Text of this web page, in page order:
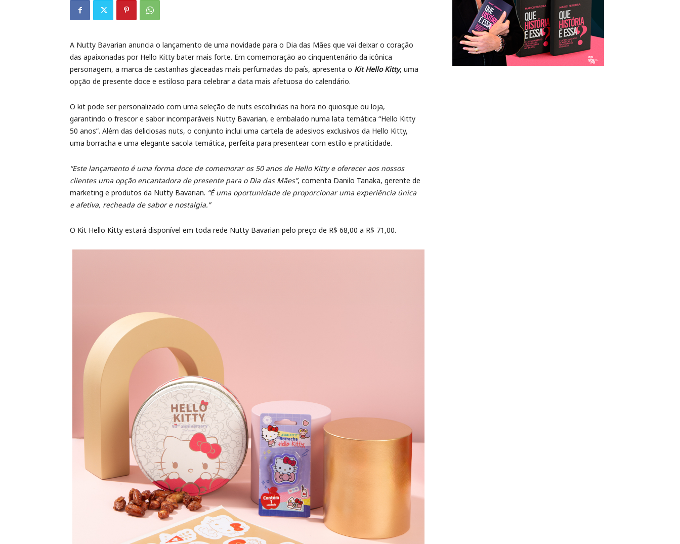
A Nutty Bavarian anuncia o lançamento de uma novidade para o Dia das Mães que vai deixar o coração
das apaixonadas por Hello Kitty bater mais forte. Em comemoração ao cinquentenário da icônica
personagem, a marca de castanhas glaceadas mais perfumadas do país, apresenta o Kit Hello Kitty, uma
opção de presente doce e estiloso para celebrar a data mais afetuosa do calendário.
O kit pode ser personalizado com uma seleção de nuts escolhidas na hora no quiosque ou loja,
garantindo o frescor e sabor incomparáveis Nutty Bavarian, e embalado numa lata temática “Hello Kitty
50 anos”. Além das deliciosas nuts, o conjunto inclui uma cartela de adesivos exclusivos da Hello Kitty,
uma borracha e uma elegante sacola temática, perfeita para presentear com estilo e praticidade.
“Este lançamento é uma forma doce de comemorar os 50 anos de Hello Kitty e oferecer aos nossos
clientes uma opção encantadora de presente para o Dia das Mães”, comenta Danilo Tanaka, gerente de
marketing e produtos da Nutty Bavarian. “É uma oportunidade de proporcionar uma experiência única
e afetiva, recheada de sabor e nostalgia.”
O Kit Hello Kitty estará disponível em toda rede Nutty Bavarian pelo preço de R$ 68,00 a R$ 71,00.